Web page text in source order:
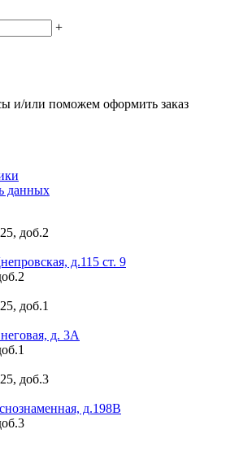
+
и/или поможем оформить заказ
данных
доб.2
д.115 ст. 9
доб.1
д. 3А
доб.3
д.198В